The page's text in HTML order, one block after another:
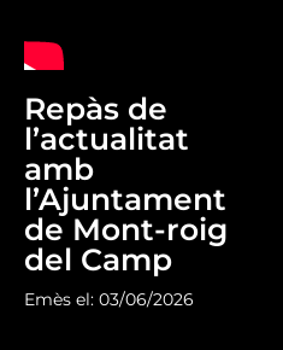
Repàs de
l’actualitat
amb
l’Ajuntament
de Mont-roig
del Camp
Emès el: 03/06/2026